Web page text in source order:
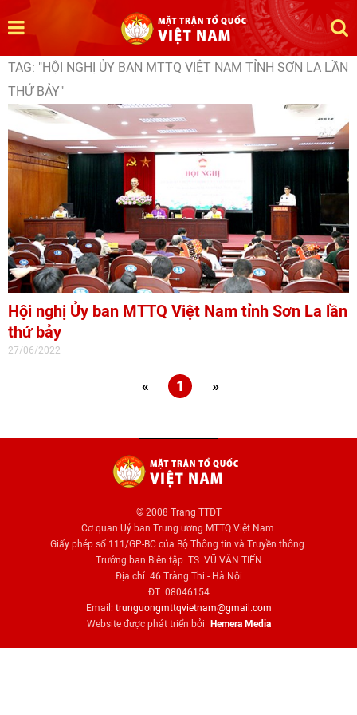
TAG: "HỘI NGHỊ ỦY BAN MTTQ VIỆT NAM TỈNH SƠN LA LẦN
THỨ BẢY"
Hội nghị Ủy ban MTTQ Việt Nam tỉnh Sơn La lần
thứ bảy
27/06/2022
« 1 »
© 2008 Trang TTĐT
Cơ quan Uỷ ban Trung ương MTTQ Việt Nam.
Giấy phép số:111/GP-BC của Bộ Thông tin và Truyền thông.
Trưởng ban Biên tập: TS. VŨ VĂN TIẾN
Địa chỉ: 46 Tràng Thi - Hà Nội
ĐT: 08046154
Email: trunguongmttqvietnam@gmail.com
Website được phát triển bởi
Hemera Media